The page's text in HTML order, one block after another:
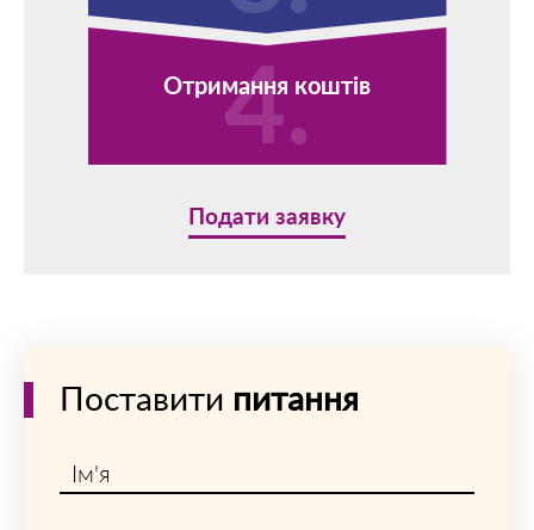
Отримання коштів
Подати заявку
Поставити питання
Ім'я